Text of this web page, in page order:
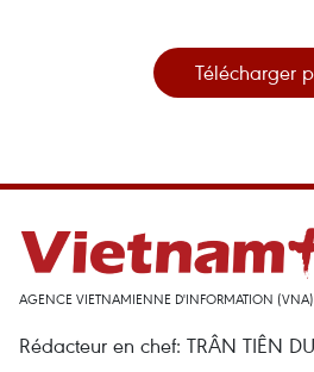
Télécharger
AGENCE VIETNAMIENNE D'INFORMATION (VNA)
Rédacteur en chef: TRÂN TIÊN